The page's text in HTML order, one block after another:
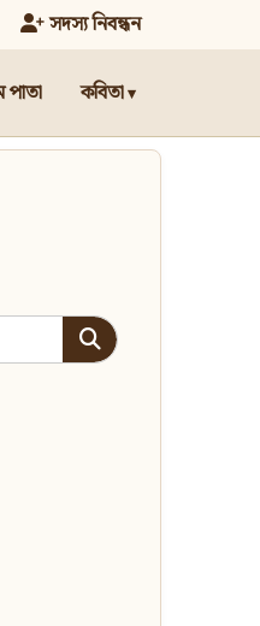
সদস্য নিবন্ধন
পাতা কবিতা